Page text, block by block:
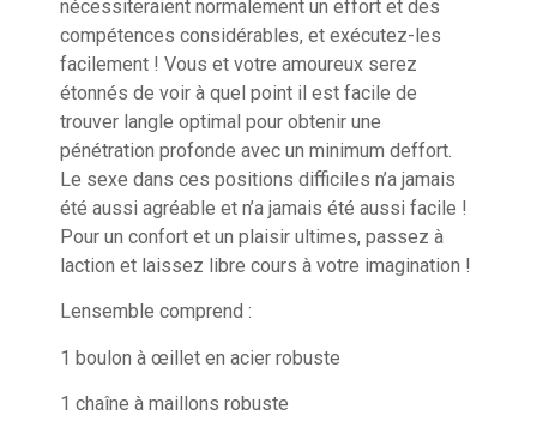
nécessiteraient normalement un effort et des
compétences considérables, et exécutez-les
facilement ! Vous et votre amoureux serez
étonnés de voir à quel point il est facile de
trouver langle optimal pour obtenir une
pénétration profonde avec un minimum deffort.
Le sexe dans ces positions difficiles n’a jamais
été aussi agréable et n’a jamais été aussi facile !
Pour un confort et un plaisir ultimes, passez à
laction et laissez libre cours à votre imagination !
Lensemble comprend :
1 boulon à œillet en acier robuste
1 chaîne à maillons robuste